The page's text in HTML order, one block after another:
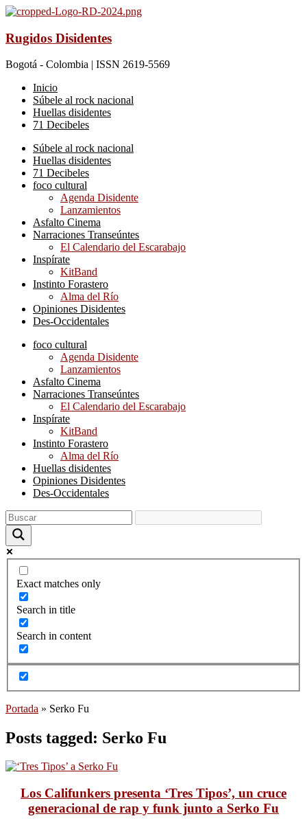
Rugidos Disidentes
Bogotá - Colombia | ISSN 2619-5569
Inicio
Súbele al rock nacional
Huellas disidentes
71 Decibeles
Súbele al rock nacional
Huellas disidentes
71 Decibeles
foco cultural
Agenda Disidente
Lanzamientos
Asfalto Cinema
Narraciones Transeúntes
El Calendario del Escarabajo
Inspírate
KitBand
Instinto Forastero
Alma del Río
Opiniones Disidentes
Des-Occidentales
foco cultural
Agenda Disidente
Lanzamientos
Asfalto Cinema
Narraciones Transeúntes
El Calendario del Escarabajo
Inspírate
KitBand
Instinto Forastero
Alma del Río
Huellas disidentes
Opiniones Disidentes
Des-Occidentales
Exact matches only
Search in title
Search in content
Portada » Serko Fu
Posts tagged: Serko Fu
Los Califunkers presenta ‘Tres Tipos’, un cruce
generacional de rap y funk junto a Serko Fu